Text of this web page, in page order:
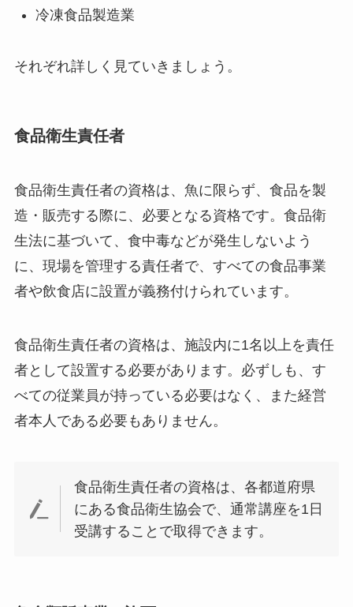
冷凍食品製造業
それぞれ詳しく見ていきましょう。
食品衛生責任者
食品衛生責任者の資格は、魚に限らず、食品を製
造・販売する際に、必要となる資格です。食品衛
生法に基づいて、食中毒などが発生しないよう
に、現場を管理する責任者で、すべての食品事業
者や飲食店に設置が義務付けられています。
食品衛生責任者の資格は、施設内に1名以上を責任
者として設置する必要があります。必ずしも、す
べての従業員が持っている必要はなく、また経営
者本人である必要もありません。
食品衛生責任者の資格は、各都道府県
にある食品衛生協会で、通常講座を1日
受講することで取得できます。